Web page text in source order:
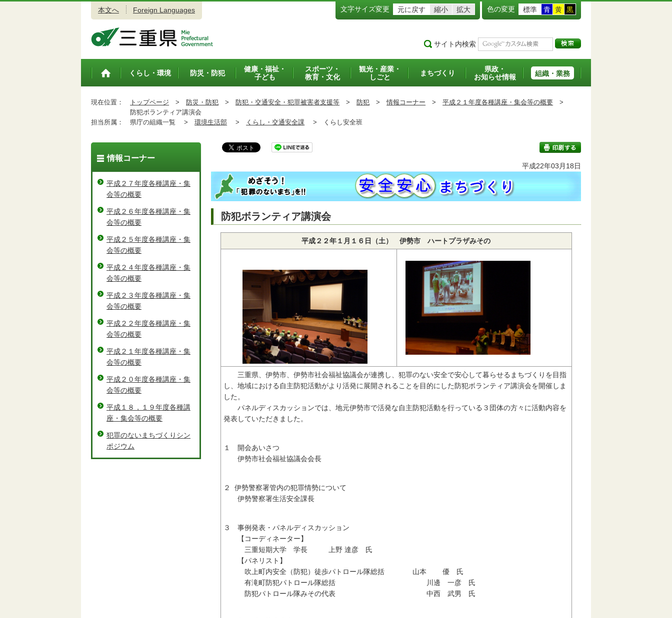
本文へ Foreign Languages 文字サイズ変更 元に戻す 縮小 拡大 色の変更 標準 青 黄 黒
サイト内検索
トップペ
くらし・環境 防災・防犯
健康・福祉・
子ども
スポーツ・
教育・文化
観光・産業・
しごと
まちづくり
県政・
お知らせ情報
組織・業務
現在位置： トップページ > 防災・防犯 > 防犯・交通安全・犯罪被害者支援等 > 防犯 > 情報コーナー > 平成２１年度各種講座・集会等の概要 >
防犯ボランティア講演会
担当所属：
県庁の組織一覧 > 環境生活部 > くらし・交通安全課 > くらし安全班
印刷する
平成22年03月18日
防犯ボランティア講演会
平成２２年１月１６日（土） 伊勢市 ハートプラザみその
三重県、伊勢市、伊勢市社会福祉協議会が連携し、犯罪のない安全で安心して暮らせるまちづくりを目指
し、地域における自主防犯活動がより活発に展開されることを目的にした防犯ボランティア講演会を開催しま
した。
パネルディスカッションでは、地元伊勢市で活発な自主防犯活動を行っている３団体の方々に活動内容を
発表していただきました。
１ 開会あいさつ
伊勢市社会福祉協議会会長
２ 伊勢警察署管内の犯罪情勢について
伊勢警察署生活安全課長
３ 事例発表・パネルディスカッション
【コーディネーター】
三重短期大学 学長 上野 達彦 氏
【パネリスト】
吹上町内安全（防犯）徒歩パトロール隊総括 山本 優 氏
有滝町防犯パトロール隊総括 川邊 一彦 氏
防犯パトロール隊みその代表 中西 武男 氏
情報コーナー
平成２７年度各種講座・集
会等の概要
平成２６年度各種講座・集
会等の概要
平成２５年度各種講座・集
会等の概要
平成２４年度各種講座・集
会等の概要
平成２３年度各種講座・集
会等の概要
平成２２年度各種講座・集
会等の概要
平成２１年度各種講座・集
会等の概要
平成２０年度各種講座・集
会等の概要
平成１８，１９年度各種講
座・集会等の概要
犯罪のないまちづくりシン
ポジウム